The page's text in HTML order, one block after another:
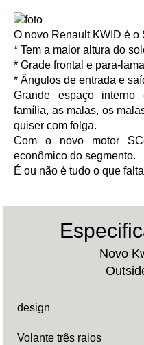
O novo Renault KWID é o
* Tem a maior altura do
* Grade frontal e para-
* Ângulos de entrada e
Grande espaço
família, as malas, os
quiser com folga.
Com o novo motor
econômico do segmento.
É ou não é tudo o que
Novo
design
Volante três raios